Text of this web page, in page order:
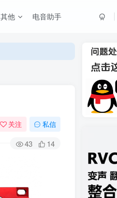
其他 电音助手
关注 私信
43 14